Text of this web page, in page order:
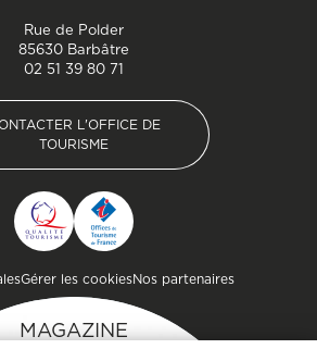
Gérer les cookiesNos partenaires
MAGAZINE
Rue de Polder
85630 Barbâtre
02 51 39 80 71
L'OFFICE DE
TOURISME
L'OFFICE DE
TOURISME